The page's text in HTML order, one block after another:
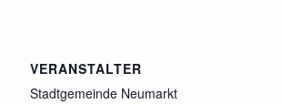
VERANSTALTER
Stadtgemeinde Neumarkt